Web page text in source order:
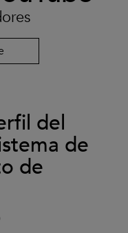
del
de
de